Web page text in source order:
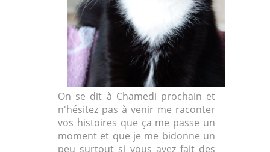
On se dit à Chamedi prochain et
n'hésitez pas à venir me raconter
vos histoires que ça me passe un
moment et que je me bidonne un
peu surtout si vous avez fait des